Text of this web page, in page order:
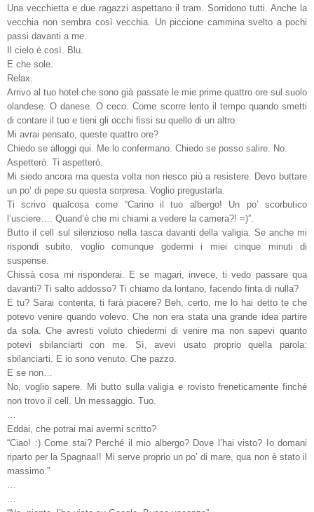
Una vecchietta e due ragazzi aspettano il tram. Sorridono tutti. Anche la
vecchia non sembra così vecchia. Un piccione cammina svelto a pochi
passi davanti a me.
Il cielo è così. Blu.
E che sole.
Relax.
Arrivo al tuo hotel che sono già passate le mie prime quattro ore sul suolo
olandese. O danese. O ceco. Come scorre lento il tempo quando smetti
di contare il tuo e tieni gli occhi fissi su quello di un altro.
Mi avrai pensato, queste quattro ore?
Chiedo se alloggi qui. Me lo confermano. Chiedo se posso salire. No.
Aspetterò. Ti aspetterò.
Mi siedo ancora ma questa volta non riesco più a resistere. Devo buttare
un po’ di pepe su questa sorpresa. Voglio pregustarla.
Ti scrivo qualcosa come “Carino il tuo albergo! Un po’ scorbutico
l’usciere…. Quand’è che mi chiami a vedere la camera?! =)”.
Butto il cell sul silenzioso nella tasca davanti della valigia. Se anche mi
rispondi subito, voglio comunque godermi i miei cinque minuti di
suspense.
Chissà cosa mi risponderai. E se magari, invece, ti vedo passare qua
davanti? Ti salto addosso? Ti chiamo da lontano, facendo finta di nulla?
E tu? Sarai contenta, ti farà piacere? Beh, certo, me lo hai detto te che
potevo venire quando volevo. Che non era stata una grande idea partire
da sola. Che avresti voluto chiedermi di venire ma non sapevi quanto
potevi sbilanciarti con me. Sì, avevi usato proprio quella parola:
sbilanciarti. E io sono venuto. Che pazzo.
E se non…
No, voglio sapere. Mi butto sulla valigia e rovisto freneticamente finché
non trovo il cell. Un messaggio. Tuo.
Eddai, che potrai mai avermi scritto?
“Ciao! :) Come stai? Perché il mio albergo? Dove l’hai visto? Io domani
riparto per la Spagnaa!! Mi serve proprio un po’ di mare, qua non è stato il
massimo.”